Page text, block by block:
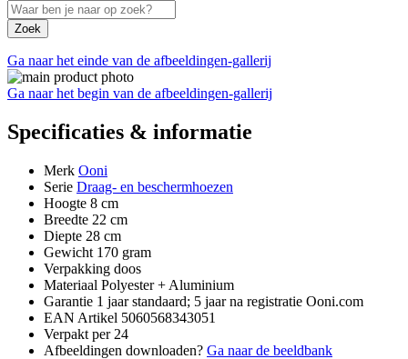
Zoek
Ga naar het einde van de afbeeldingen-gallerij
Ga naar het begin van de afbeeldingen-gallerij
Specificaties & informatie
Merk Ooni
Serie Draag- en beschermhoezen
Hoogte 8 cm
Breedte 22 cm
Diepte 28 cm
Gewicht 170 gram
Verpakking doos
Materiaal Polyester + Aluminium
Garantie 1 jaar standaard; 5 jaar na registratie Ooni.com
EAN Artikel 5060568343051
Verpakt per 24
Afbeeldingen downloaden? Ga naar de beeldbank